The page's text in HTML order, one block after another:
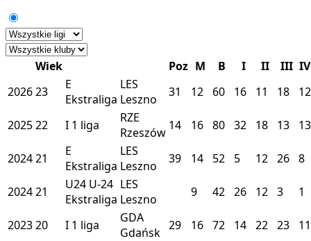
Wiek Poz M B I II III IV
202623
E
Ekstraliga
LES
Leszno
31 12 60 16 11 18 12
202522 I 1 liga
RZE
Rzeszów 14 16 80 32 18 13 13
202421
E
Ekstraliga
LES
Leszno
39 14 52 5 12 26 8
202421 U24 U-24
Ekstraliga
LES
Leszno
9 42 26 12 3 1
202320 I 1 liga
GDA
Gdańsk 29 16 72 14 22 23 11